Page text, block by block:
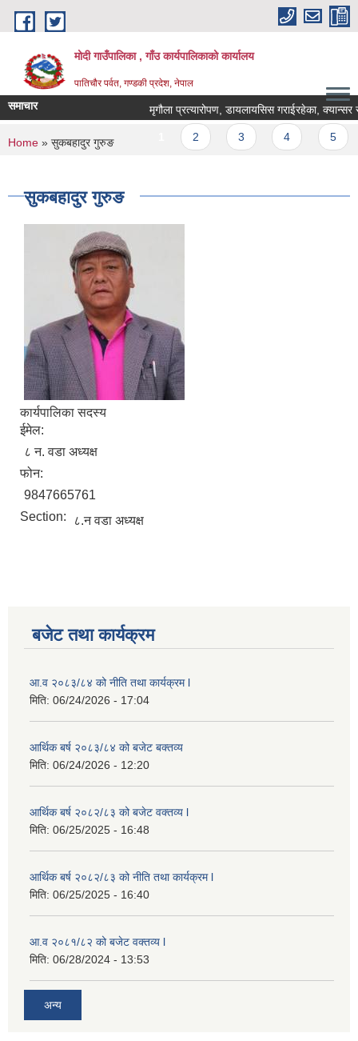
Skip to main content
मोदी गाउँपालिका , गाँउ कार्यपालिकाको कार्यालय
पातिचौर पर्वत, गण्डकी प्रदेश, नेपाल
समाचार मृगौला प्रत्यारोपण, डायलायसिस गराईरहेका, क्यान्सर
Pages
You are here
Home » सुकबहादुर गुरुङ
सुकबहादुर गुरुङ
कार्यपालिका सदस्य
ईमेल:
८ न. वडा अध्यक्ष
फोन:
9847665761
Section:
८.न वडा अध्यक्ष
बजेट तथा कार्यक्रम
आ.व २०८३/८४ को नीति तथा कार्यक्रम l
मिति: 06/24/2026 - 17:04
आर्थिक बर्ष २०८३/८४ को बजेट बक्तव्य
मिति: 06/24/2026 - 12:20
आर्थिक बर्ष २०८२/८३ को बजेट वक्तव्य l
मिति: 06/25/2025 - 16:48
आर्थिक बर्ष २०८२/८३ को नीति तथा कार्यक्रम l
मिति: 06/25/2025 - 16:40
आ.व २०८१/८२ को बजेट वक्तव्य l
मिति: 06/28/2024 - 13:53
अन्य